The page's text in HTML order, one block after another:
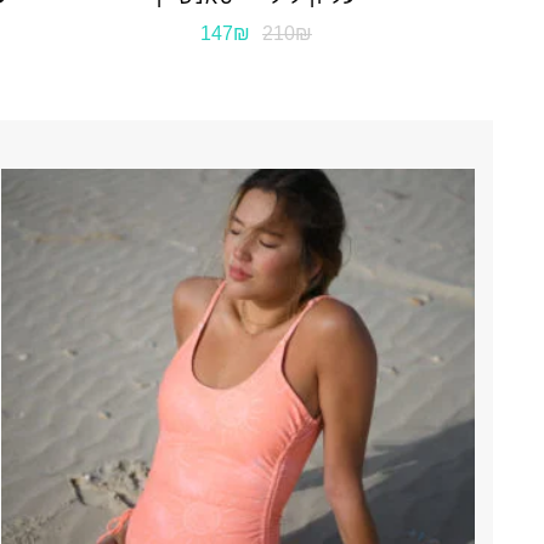
210₪
147₪